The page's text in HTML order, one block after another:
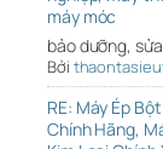
máy móc
bảo dưỡng,
Bởi
RE: Máy Ép
Chính Hãng,